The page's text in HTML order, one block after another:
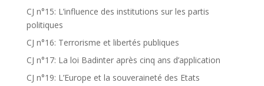
CJ n°15: L’influence des institutions sur les partis
politiques
CJ n°16: Terrorisme et libertés publiques
CJ n°17: La loi Badinter après cinq ans d’application
CJ n°19: L’Europe et la souveraineté des Etats